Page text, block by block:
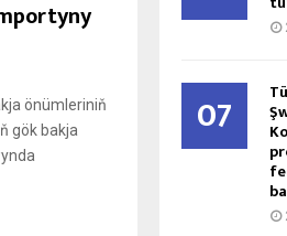
önümleriniň
gök bakja
07